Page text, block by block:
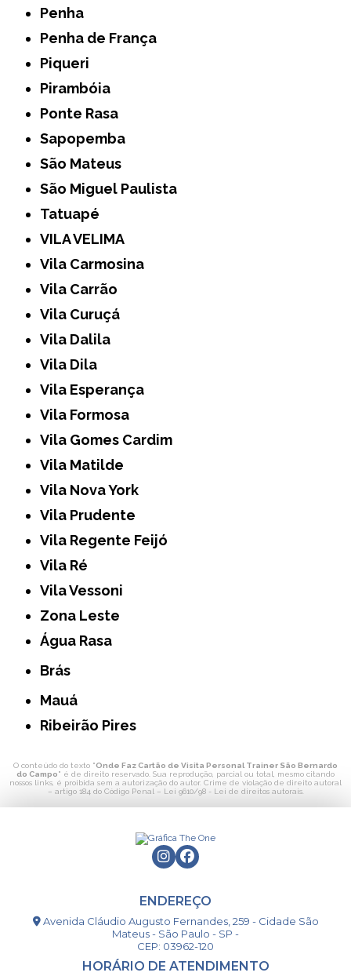
Penha
Penha de França
Piqueri
Pirambóia
Ponte Rasa
Sapopemba
São Mateus
São Miguel Paulista
Tatuapé
VILA VELIMA
Vila Carmosina
Vila Carrão
Vila Curuçá
Vila Dalila
Vila Dila
Vila Esperança
Vila Formosa
Vila Gomes Cardim
Vila Matilde
Vila Nova York
Vila Prudente
Vila Regente Feijó
Vila Ré
Vila Vessoni
Zona Leste
Água Rasa
Brás
Mauá
Ribeirão Pires
O conteúdo do texto "Onde Faz Cartão de Visita Personal Trainer São Bernardo
do Campo" é de direito reservado. Sua reprodução, parcial ou total, mesmo citando
nossos links, é proibida sem a autorização do autor. Crime de violação de direito autoral
– artigo 184 do Código Penal – Lei 9610/98 - Lei de direitos autorais.
ENDEREÇO
Avenida Cláudio Augusto Fernandes, 259 - Cidade São
Mateus - São Paulo - SP -
CEP: 03962-120
HORÁRIO DE ATENDIMENTO